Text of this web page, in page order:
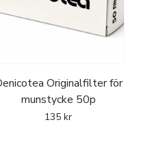
Originalfilter för
munstycke 50p
135 kr